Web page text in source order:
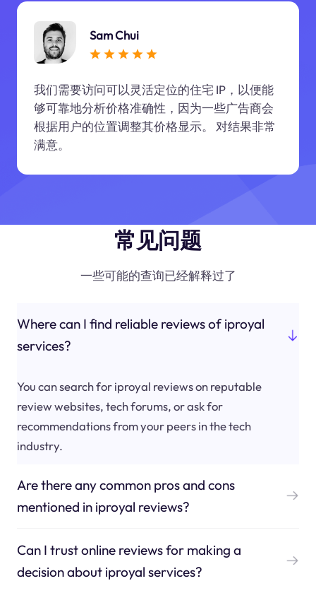
Sam Chui
我们需要访问可以灵活定位的住宅 IP，以便能
够可靠地分析价格准确性，因为一些广告商会
根据用户的位置调整其价格显示。 对结果非常
满意。
常见问题
一些可能的查询已经解释过了
Where can I find reliable reviews of iproyal
services?
You can search for iproyal reviews on reputable
review websites, tech forums, or ask for
recommendations from your peers in the tech
industry.
Are there any common pros and cons
mentioned in iproyal reviews?
Can I trust online reviews for making a
decision about iproyal services?